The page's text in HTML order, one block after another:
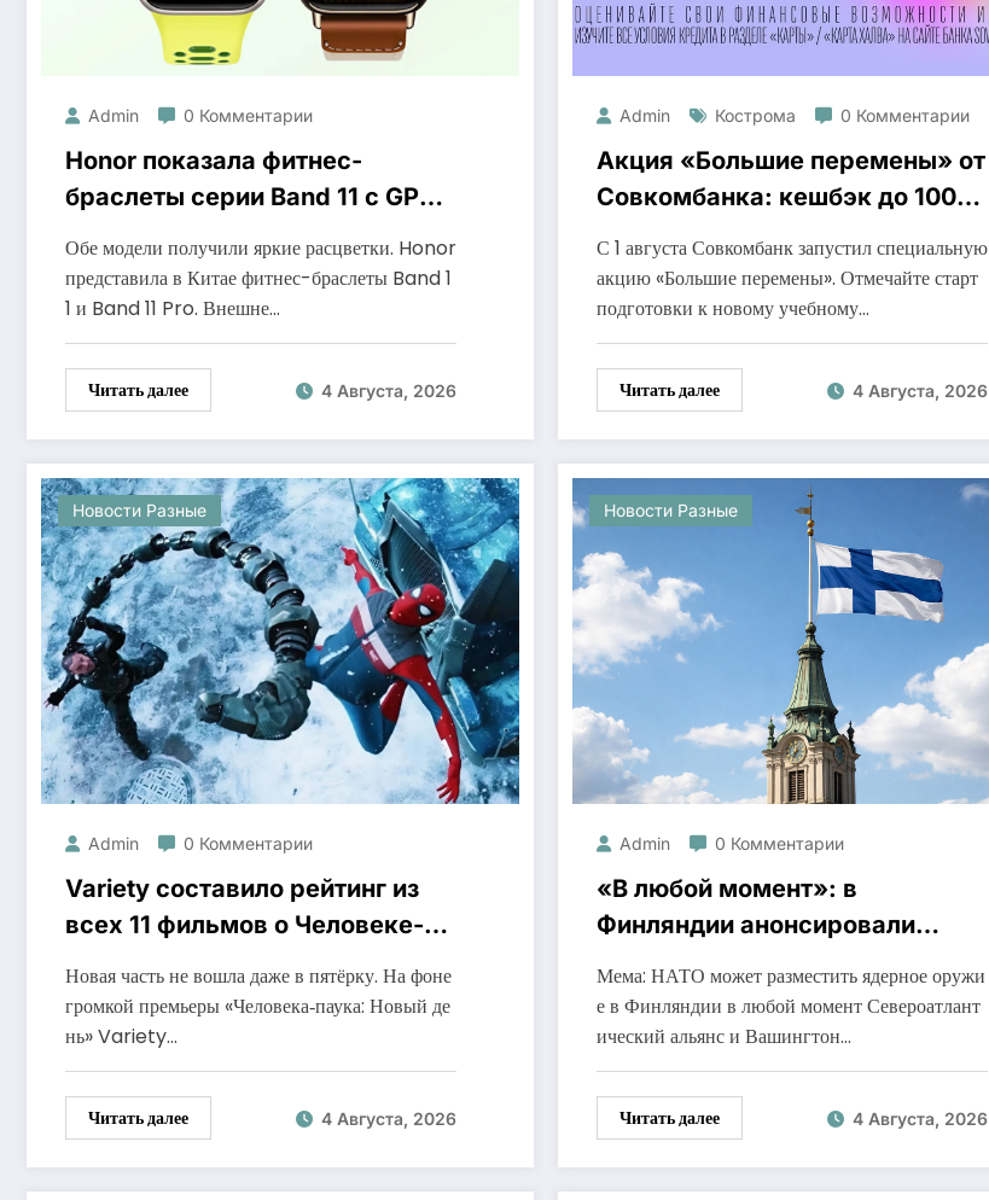
Admin 0 Комментарии
Honor показала фитнес-
браслеты серии Band 11 с GPS
Обе модели получили яркие расцветки. Honor
представила в Китае фитнес-браслеты Band 1
1 и Band 11 Pro. Внешне…
Читать далее 4 Августа, 2026
Admin Кострома 0 Комментарии
Акция «Большие перемены» от
Совкомбанка: кешбэк до 100%
и рассрочка до 24 месяцев с
«Халвой»
С 1 августа Совкомбанк запустил специальную
акцию «Большие перемены». Отмечайте старт
подготовки к новому учебному…
Читать далее 4 Августа, 2026
Новости Разные
Admin 0 Комментарии
Variety составило рейтинг из
всех 11 фильмов о Человеке-
Новая часть не вошла даже в пятёрку. На фоне
громкой премьеры «Человека‑паука: Новый де
нь» Variety…
Читать далее 4 Августа, 2026
Новости Разные
Admin 0 Комментарии
«В любой момент»: в
Финляндии анонсировали
Мема: НАТО может разместить ядерное оружи
е в Финляндии в любой момент Североатлант
ический альянс и Вашингтон…
Читать далее 4 Августа, 2026